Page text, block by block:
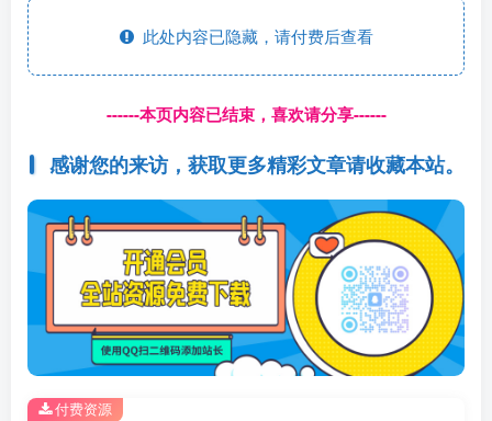
此处内容已隐藏，请付费后查看
------本页内容已结束，喜欢请分享------
感谢您的来访，获取更多精彩文章请收藏本站。
付费资源